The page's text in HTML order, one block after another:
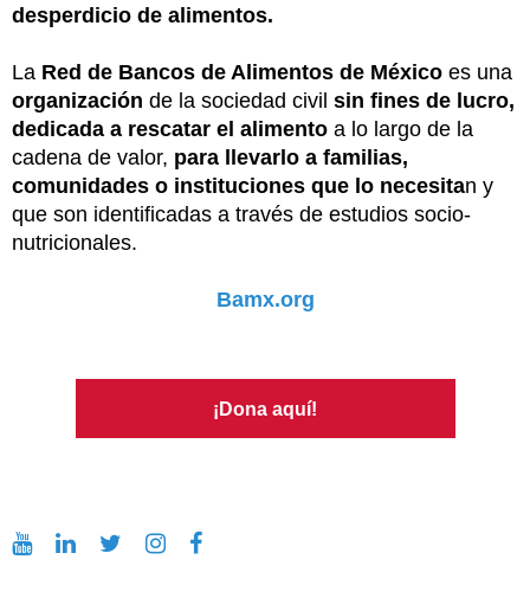
desperdicio de alimentos.
La Red de Bancos de Alimentos de México es una
organización de la sociedad civil sin fines de lucro,
dedicada a rescatar el alimento a lo largo de la
cadena de valor, para llevarlo a familias,
comunidades o instituciones que lo necesitan y
que son identificadas a través de estudios socio-
nutricionales.
Bamx.org
¡Dona aquí!